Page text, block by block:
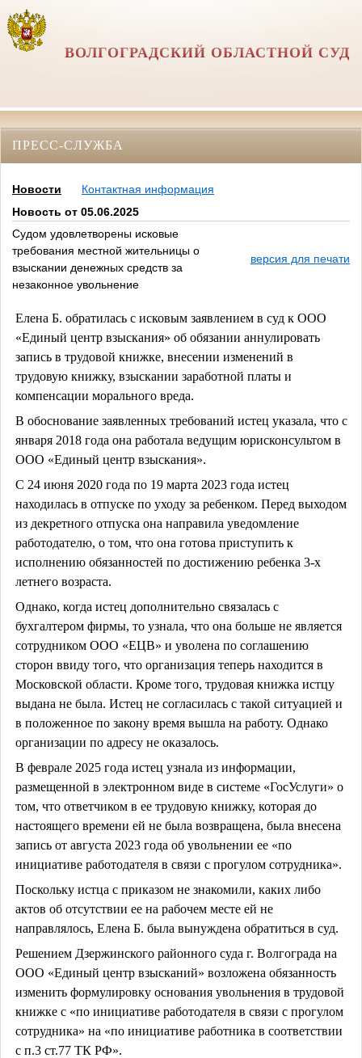
ВОЛГОГРАДСКИЙ ОБЛАСТНОЙ СУД
ПРЕСС-СЛУЖБА
Новости
Контактная информация
Новость от 05.06.2025
Судом удовлетворены исковые
требования местной жительницы о
взыскании денежных средств за
незаконное увольнение
версия для печати
Елена Б. обратилась с исковым заявлением в суд к ООО
«Единый центр взыскания» об обязании аннулировать
запись в трудовой книжке, внесении изменений в
трудовую книжку, взыскании заработной платы и
компенсации морального вреда.
В обоснование заявленных требований истец указала, что с
января 2018 года она работала ведущим юрисконсультом в
ООО «Единый центр взыскания».
С 24 июня 2020 года по 19 марта 2023 года истец
находилась в отпуске по уходу за ребенком. Перед выходом
из декретного отпуска она направила уведомление
работодателю, о том, что она готова приступить к
исполнению обязанностей по достижению ребенка 3-х
летнего возраста.
Однако, когда истец дополнительно связалась с
бухгалтером фирмы, то узнала, что она больше не является
сотрудником ООО «ЕЦВ» и уволена по соглашению
сторон ввиду того, что организация теперь находится в
Московской области. Кроме того, трудовая книжка истцу
выдана не была. Истец не согласилась с такой ситуацией и
в положенное по закону время вышла на работу. Однако
организации по адресу не оказалось.
В феврале 2025 года истец узнала из информации,
размещенной в электронном виде в системе «ГосУслуги» о
том, что ответчиком в ее трудовую книжку, которая до
настоящего времени ей не была возвращена, была внесена
запись от августа 2023 года об увольнении ее «по
инициативе работодателя в связи с прогулом сотрудника».
Поскольку истца с приказом не знакомили, каких либо
актов об отсутствии ее на рабочем месте ей не
направлялось, Елена Б. была вынуждена обратиться в суд.
Решением Дзержинского районного суда г. Волгограда на
ООО «Единый центр взысканий» возложена обязанность
изменить формулировку основания увольнения в трудовой
книжке с «по инициативе работодателя в связи с прогулом
сотрудника» на «по инициативе работника в соответствии
с п.3 ст.77 ТК РФ».